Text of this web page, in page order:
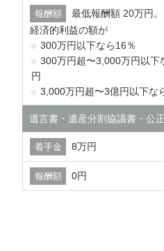
最低報酬額 20万円。
経済的利益の額が
300万円以下なら16％
300万円超〜3,000万円以
円
3,000万円超〜3億円以下な
遺言書・遺産分割協議書・公
8万円
0円